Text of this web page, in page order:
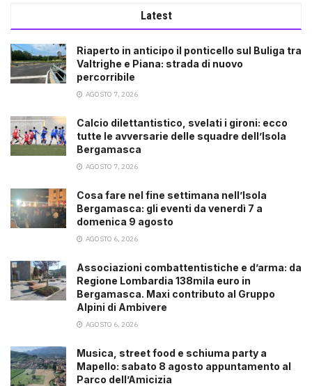
Latest
Riaperto in anticipo il ponticello sul Buliga tra
Valtrighe e Piana: strada di nuovo
percorribile
AGOSTO 7, 2026
Calcio dilettantistico, svelati i gironi: ecco
tutte le avversarie delle squadre dell’Isola
Bergamasca
AGOSTO 7, 2026
Cosa fare nel fine settimana nell’Isola
Bergamasca: gli eventi da venerdì 7 a
domenica 9 agosto
AGOSTO 6, 2026
Associazioni combattentistiche e d’arma: da
Regione Lombardia 138mila euro in
Bergamasca. Maxi contributo al Gruppo
Alpini di Ambivere
AGOSTO 6, 2026
Musica, street food e schiuma party a
Mapello: sabato 8 agosto appuntamento al
Parco dell’Amicizia